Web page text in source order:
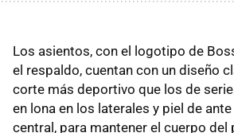
Los asientos, con el logotipo de
el respaldo, cuentan con un diseño
corte más deportivo que los de
en lona en los laterales y piel de
central, para mantener el cuerpo del